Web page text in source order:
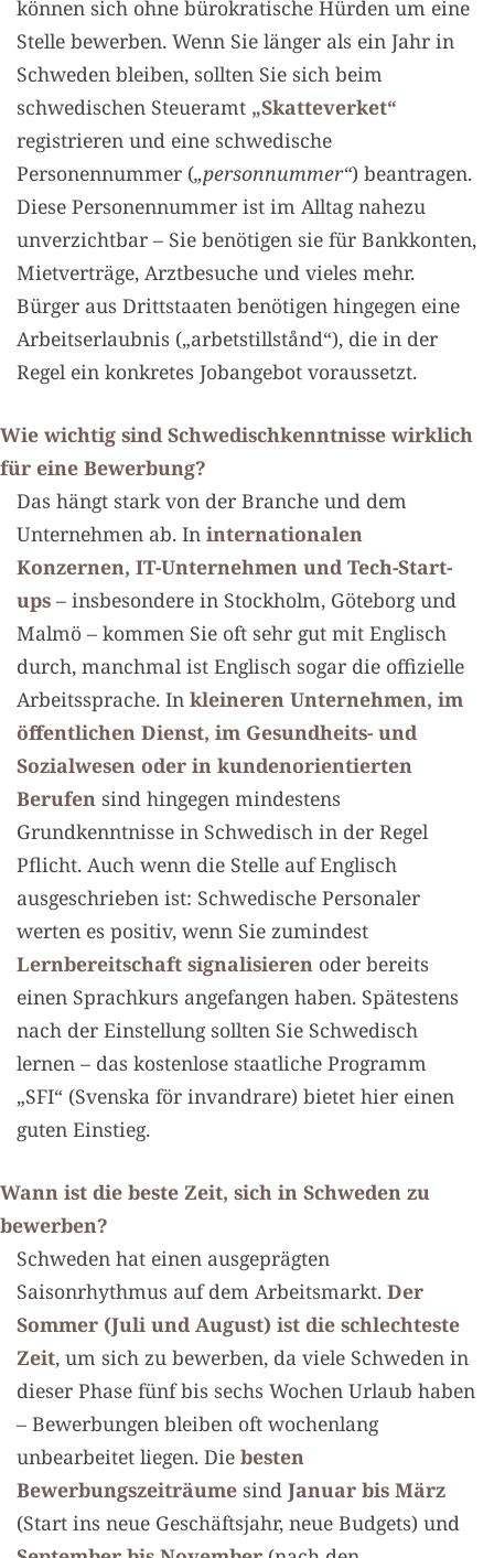
können sich ohne bürokratische Hürden um eine
Stelle bewerben. Wenn Sie länger als ein Jahr in
Schweden bleiben, sollten Sie sich beim
schwedischen Steueramt „Skatteverket“
registrieren und eine schwedische
Personennummer („personnummer“) beantragen.
Diese Personennummer ist im Alltag nahezu
unverzichtbar – Sie benötigen sie für Bankkonten,
Mietverträge, Arztbesuche und vieles mehr.
Bürger aus Drittstaaten benötigen hingegen eine
Arbeitserlaubnis („arbetstillstånd“), die in der
Regel ein konkretes Jobangebot voraussetzt.
Wie wichtig sind Schwedischkenntnisse wirklich
für eine Bewerbung?
Das hängt stark von der Branche und dem
Unternehmen ab. In internationalen
Konzernen, IT-Unternehmen und Tech-Start-
ups – insbesondere in Stockholm, Göteborg und
Malmö – kommen Sie oft sehr gut mit Englisch
durch, manchmal ist Englisch sogar die offizielle
Arbeitssprache. In kleineren Unternehmen, im
öffentlichen Dienst, im Gesundheits- und
Sozialwesen oder in kundenorientierten
Berufen sind hingegen mindestens
Grundkenntnisse in Schwedisch in der Regel
Pflicht. Auch wenn die Stelle auf Englisch
ausgeschrieben ist: Schwedische Personaler
werten es positiv, wenn Sie zumindest
Lernbereitschaft signalisieren oder bereits
einen Sprachkurs angefangen haben. Spätestens
nach der Einstellung sollten Sie Schwedisch
lernen – das kostenlose staatliche Programm
„SFI“ (Svenska för invandrare) bietet hier einen
guten Einstieg.
Wann ist die beste Zeit, sich in Schweden zu
bewerben?
Schweden hat einen ausgeprägten
Saisonrhythmus auf dem Arbeitsmarkt. Der
Sommer (Juli und August) ist die schlechteste
Zeit, um sich zu bewerben, da viele Schweden in
dieser Phase fünf bis sechs Wochen Urlaub haben
– Bewerbungen bleiben oft wochenlang
unbearbeitet liegen. Die besten
Bewerbungszeiträume sind Januar bis März
(Start ins neue Geschäftsjahr, neue Budgets) und